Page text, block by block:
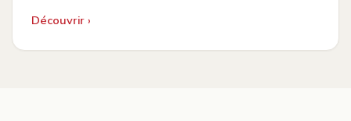
Découvrir ›